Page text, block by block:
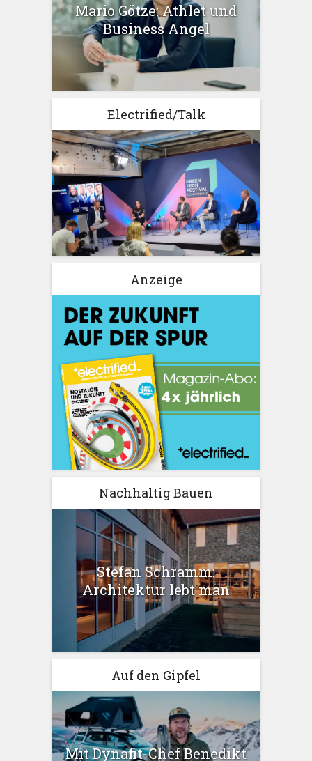
Mario Götze: Athlet und
Business Angel
Electrified/Talk
Anzeige
Nachhaltig Bauen
Stefan Schramm:
Architektur lebt man
Auf den Gipfel
Mit Dynafit-Chef Benedikt